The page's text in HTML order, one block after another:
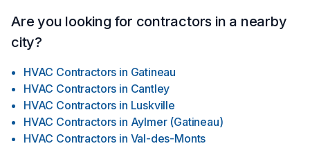
Are you looking for contractors in a nearby
city?
HVAC Contractors in Gatineau
HVAC Contractors in Cantley
HVAC Contractors in Luskville
HVAC Contractors in Aylmer (Gatineau)
HVAC Contractors in Val-des-Monts